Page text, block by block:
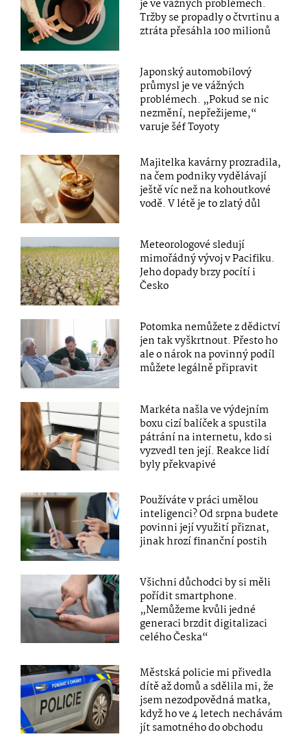
je ve vážných problémech.
Tržby se propadly o čtvrtinu a
ztráta přesáhla 100 milionů
Japonský automobilový
průmysl je ve vážných
problémech. „Pokud se nic
nezmění, nepřežijeme,“
varuje šéf Toyoty
Majitelka kavárny prozradila,
na čem podniky vydělávají
ještě víc než na kohoutkové
vodě. V létě je to zlatý důl
Meteorologové sledují
mimořádný vývoj v Pacifiku.
Jeho dopady brzy pocítí i
Česko
Potomka nemůžete z dědictví
jen tak vyškrtnout. Přesto ho
ale o nárok na povinný podíl
můžete legálně připravit
Markéta našla ve výdejním
boxu cizí balíček a spustila
pátrání na internetu, kdo si
vyzvedl ten její. Reakce lidí
byly překvapivé
Používáte v práci umělou
inteligenci? Od srpna budete
povinni její využití přiznat,
jinak hrozí finanční postih
Všichni důchodci by si měli
pořídit smartphone.
„Nemůžeme kvůli jedné
generaci brzdit digitalizaci
celého Česka“
Městská policie mi přivedla
dítě až domů a sdělila mi, že
jsem nezodpovědná matka,
když ho ve 4 letech nechávám
jít samotného do obchodu